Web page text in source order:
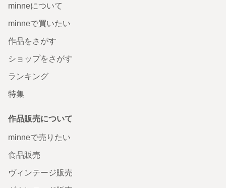
minneについて
minneで買いたい
作品をさがす
ショップをさがす
ランキング
特集
作品販売について
minneで売りたい
食品販売
ヴィンテージ販売